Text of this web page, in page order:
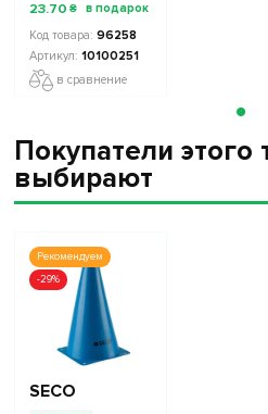
STARS
Collection 2
10100251
23.70 ₴
96258
10100251
в сравнение
Покупатели этого
выбирают
Рекомендуем
-29%
SECO